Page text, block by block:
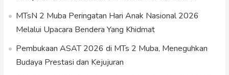
MTsN 2 Muba Peringatan Hari Anak Nasional 2026
Melalui Upacara Bendera Yang Khidmat
Pembukaan ASAT 2026 di MTs 2 Muba, Meneguhkan
Budaya Prestasi dan Kejujuran